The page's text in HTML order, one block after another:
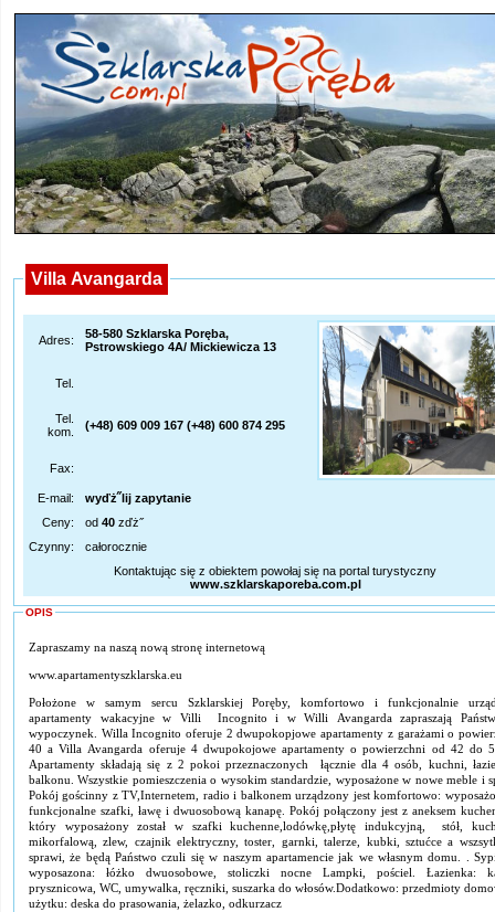
Villa Avangarda
Adres:
58-580 Szklarska Poręba,
Pstrowskiego 4A/ Mickiewicza 13
Tel.
Tel.
kom.
(+48) 609 009 167 (+48) 600 874 295
Fax:
E-mail:
wyďż˝lij zapytanie
Ceny:
od 40 zďż˝
Czynny:
całorocznie
Kontaktując się z obiektem powołaj się na portal turystyczny
www.szklarskaporeba.com.pl
OPIS
Zapraszamy na naszą nową stronę internetową
www.apartamentyszklarska.eu
Położone w samym sercu Szklarskiej Poręby, komfortowo i funkcjonalnie
apartamenty wakacyjne w Villi Incognito i w Willi Avangarda zapraszają
wypoczynek. Willa Incognito oferuje 2 dwupokopjowe apartamenty z garażami o
40 a Villa Avangarda oferuje 4 dwupokojowe apartamenty o powierzchni od 42 do
Apartamenty składają się z 2 pokoi przeznaczonych łącznie dla 4 osób, kuchni,
balkonu. Wszystkie pomieszczenia o wysokim standardzie, wyposażone w nowe meble i
Pokój gościnny z TV,Internetem, radio i balkonem urządzony jest komfortowo:
funkcjonalne szafki, ławę i dwuosobową kanapę. Pokój połączony jest z aneksem
który wyposażony został w szafki kuchenne,lodówkę,płytę indukcyjną, stół,
mikorfalową, zlew, czajnik elektryczny, toster, garnki, talerze, kubki, sztućce a
sprawi, że będą Państwo czuli się w naszym apartamencie jak we własnym domu. .
wyposazona: łóżko dwuosobowe, stoliczki nocne Lampki, pościel. Łazienka:
prysznicowa, WC, umywalka, ręczniki, suszarka do włosów.Dodatkowo: przedmioty
użytku: deska do prasowania, żelazko, odkurzacz